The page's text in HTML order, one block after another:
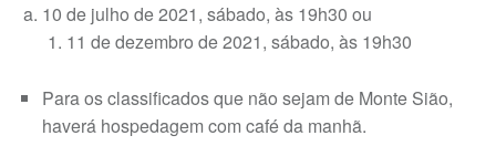
10 de julho de 2021, sábado, às 19h30 ou
11 de dezembro de 2021, sábado, às 19h30
Para os classificados que não sejam de Monte Sião,
haverá hospedagem com café da manhã.